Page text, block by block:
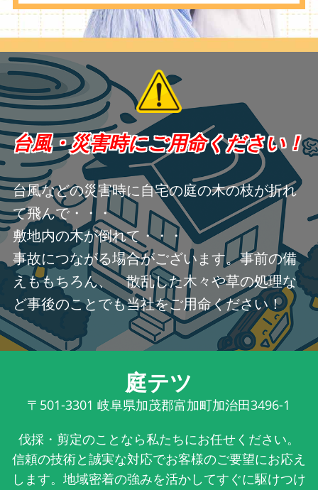
台風・災害時にご用命ください！
台風などの災害時に自宅の庭の木の枝が折れ
て飛んで・・・
敷地内の木が倒れて・・・
事故につながる場合がございます。事前の備
えももちろん、 散乱した木々や草の処理な
ど事後のことでも当社をご用命ください！
庭テツ
〒501-3301 岐阜県加茂郡富加町加治田3496-1
伐採・剪定のことなら私たちにお任せください。
信頼の技術と誠実な対応でお客様のご要望にお応え
します。地域密着の強みを活かしてすぐに駆けつけ